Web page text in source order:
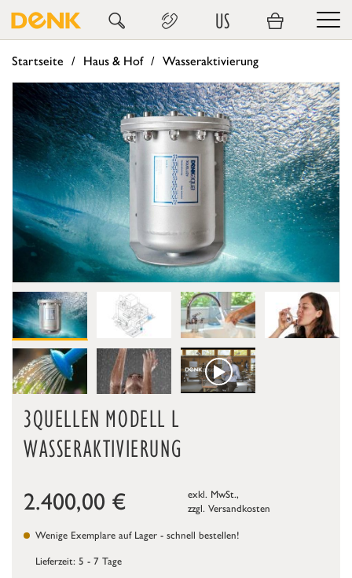
US
Startseite Haus & Hof Wasseraktivierung
3QUELLEN MODELL L
WASSERAKTIVIERUNG
2.400,00 €
exkl. MwSt.,
zzgl. Versandkosten
Wenige Exemplare auf Lager - schnell bestellen!
Lieferzeit: 5 - 7 Tage